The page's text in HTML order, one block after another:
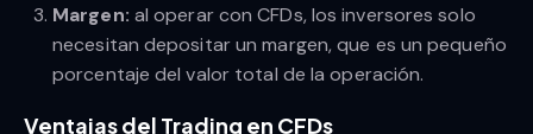
Margen: al operar con CFDs, los inversores solo
necesitan depositar un margen, que es un pequeño
porcentaje del valor total de la operación.
Ventajas del Trading en CFDs